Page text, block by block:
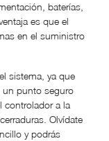
baterías,
es que el
en el suministro
sistema, ya que
un punto seguro
controlador a la
Olvídate
y podrás